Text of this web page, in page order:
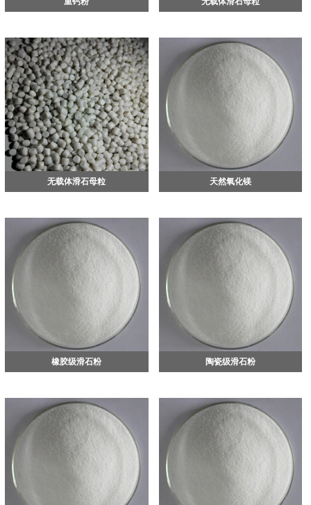
无载体滑石母粒 天然氧化镁
橡胶级滑石粉 陶瓷级滑石粉